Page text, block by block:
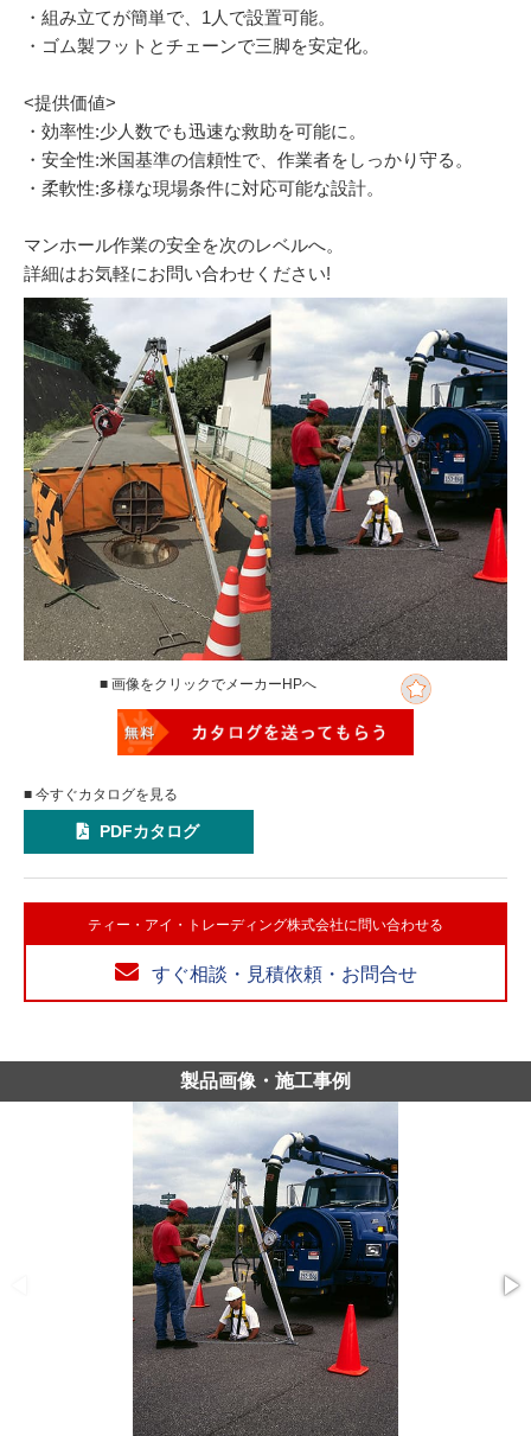
・組み立てが簡単で、1人で設置可能。
・ゴム製フットとチェーンで三脚を安定化。
<提供価値>
・効率性:少人数でも迅速な救助を可能に。
・安全性:米国基準の信頼性で、作業者をしっかり守る。
・柔軟性:多様な現場条件に対応可能な設計。
マンホール作業の安全を次のレベルへ。
詳細はお気軽にお問い合わせください!
■ 画像をクリックでメーカーHPへ
■ 今すぐカタログを見る
PDFカタログ
ティー・アイ・トレーディング株式会社に問い合わせる
すぐ相談・見積依頼・お問合せ
製品画像・施工事例